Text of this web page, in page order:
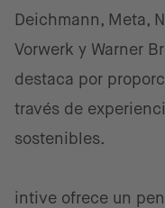
Deichmann, Meta,
Vorwerk y Warner
destaca por
través de
sostenibles.
intive ofrece un